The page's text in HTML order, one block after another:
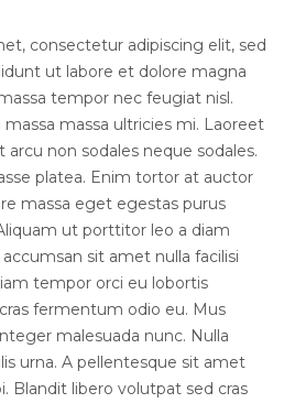
consectetur adipiscing elit, sed
ut labore et dolore magna
tempor nec feugiat nisl.
massa ultricies mi. Laoreet
non sodales neque sodales.
platea. Enim tortor at auctor
massa eget egestas purus
ut porttitor leo a diam
sit amet nulla facilisi
tempor orci eu lobortis
fermentum odio eu. Mus
malesuada nunc. Nulla
urna. A pellentesque sit amet
Blandit libero volutpat sed cras